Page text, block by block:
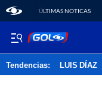
ÚLTIMAS NOTICAS
Tendencias: LUIS DÍAZ